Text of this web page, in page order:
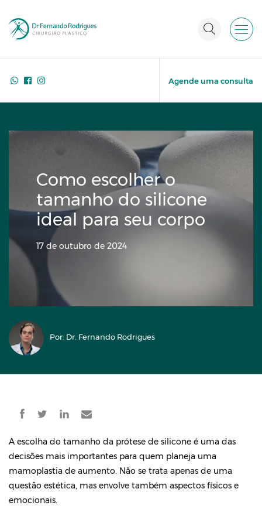
Agende uma consulta
Como escolher o
tamanho do silicone
ideal para seu corpo
17 de outubro de 2024
Por: Dr. Fernando Rodrigues
A escolha do tamanho da prótese de silicone é uma das
decisões mais importantes para quem planeja uma
mamoplastia de aumento. Não se trata apenas de uma
questão estética, mas envolve também aspectos físicos e
emocionais.